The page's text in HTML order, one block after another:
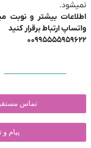
نمیشود.
واتساپ ارتباط برقرار کنید
۰۰۹۹۵۵۵۵۹۵۹۶۲۲
تماس مستقیم (
پیام